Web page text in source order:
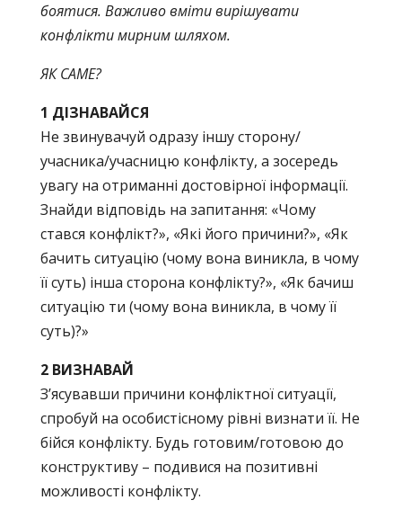
боятися. Важливо вміти вирішувати
конфлікти мирним шляхом.
ЯК САМЕ?
1 ДІЗНАВАЙСЯ
Не звинувачуй одразу іншу сторону/
учасника/учасницю конфлікту, а зосередь
увагу на отриманні достовірної інформації.
Знайди відповідь на запитання: «Чому
стався конфлікт?», «Які його причини?», «Як
бачить ситуацію (чому вона виникла, в чому
її суть) інша сторона конфлікту?», «Як бачиш
ситуацію ти (чому вона виникла, в чому її
суть)?»
2 ВИЗНАВАЙ
З’ясувавши причини конфліктної ситуації,
спробуй на особистісному рівні визнати її. Не
бійся конфлікту. Будь готовим/готовою до
конструктиву – подивися на позитивні
можливості конфлікту.